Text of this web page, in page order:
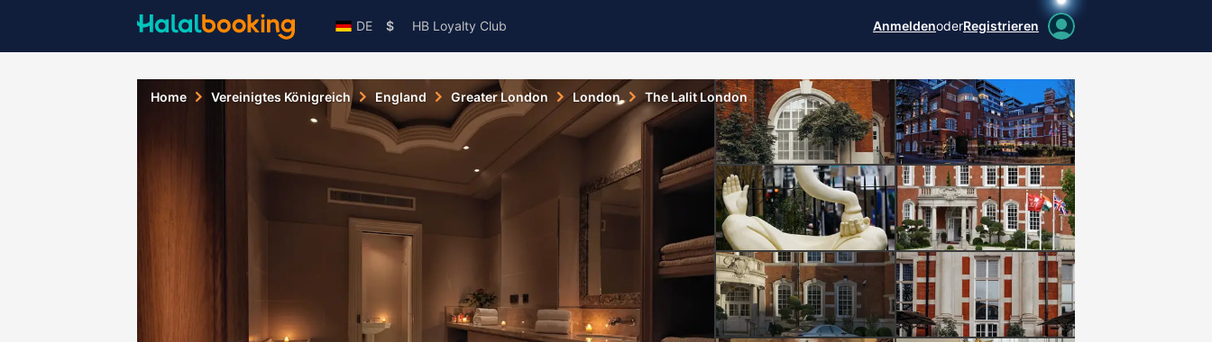
DE $ HB Loyalty Club AnmeldenoderRegistrieren
Home Vereinigtes Königreich England Greater London London The Lalit London